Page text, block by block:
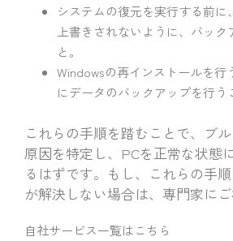
システムの復元を実行する前に
上書きされないように、バッ
と。
Windowsの再インストールを行
にデータのバックアップを行う
これらの手順を踏むことで、ブ
原因を特定し、PCを正常な状態
るはずです。もし、これらの手
が解決しない場合は、専門家にご
自社サービス一覧はこちら